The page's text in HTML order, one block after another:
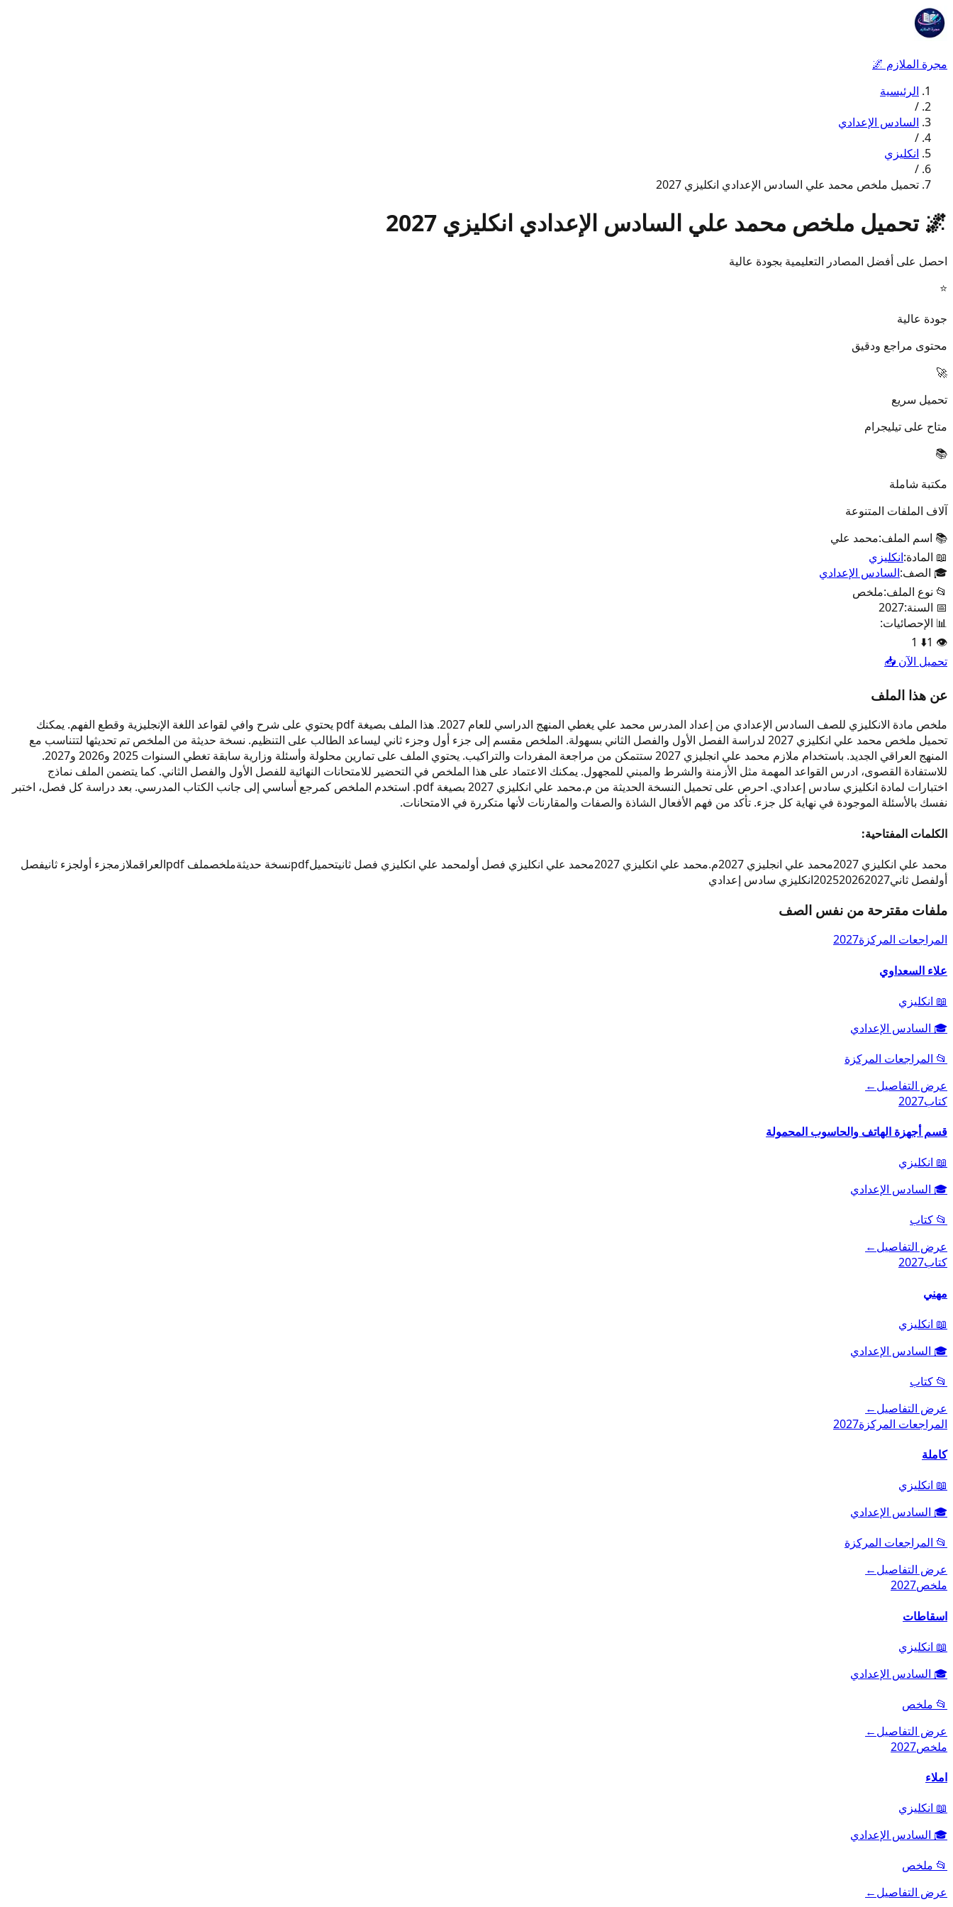
مجرة الملازم 🌌
الرئيسية
/
السادس الإعدادي
/
انكليزي
/
تحميل ملخص محمد علي السادس الإعدادي انكليزي 2027
🌌 تحميل ملخص محمد علي السادس الإعدادي انكليزي 2027
احصل على أفضل المصادر التعليمية بجودة عالية
⭐
جودة عالية
محتوى مراجع ودقيق
🚀
تحميل سريع
متاح على تيليجرام
📚
مكتبة شاملة
آلاف الملفات المتنوعة
📚 اسم الملف:محمد علي
📖 المادة:انكليزي
🎓 الصف:السادس الإعدادي
📂 نوع الملف:ملخص
📅 السنة:2027
📊 الإحصائيات:
👁️
1
⬇️
1
تحميل الآن 📥
عن هذا الملف
ملخص مادة الانكليزي للصف السادس الإعدادي من إعداد المدرس محمد علي يغطي المنهج الدراسي للعام 2027. هذا الملف بصيغة pdf يحتوي على شرح وافي لقواعد اللغة الإنجليزية وقطع الفهم. يمكنك
تحميل ملخص محمد علي انكليزي 2027 لدراسة الفصل الأول والفصل الثاني بسهولة. الملخص مقسم إلى جزء أول وجزء ثاني ليساعد الطالب على التنظيم. نسخة حديثة من الملخص تم تحديثها لتتناسب مع
المنهج العراقي الجديد. باستخدام ملازم محمد علي انجليزي 2027 ستتمكن من مراجعة المفردات والتراكيب. يحتوي الملف على تمارين محلولة وأسئلة وزارية سابقة تغطي السنوات 2025 و2026 و2027.
للاستفادة القصوى، ادرس القواعد المهمة مثل الأزمنة والشرط والمبني للمجهول. يمكنك الاعتماد على هذا الملخص في التحضير للامتحانات النهائية للفصل الأول والفصل الثاني. كما يتضمن الملف نماذج
اختبارات لمادة انكليزي سادس إعدادي. احرص على تحميل النسخة الحديثة من م.محمد علي انكليزي 2027 بصيغة pdf. استخدم الملخص كمرجع أساسي إلى جانب الكتاب المدرسي. بعد دراسة كل فصل، اختبر
نفسك بالأسئلة الموجودة في نهاية كل جزء. تأكد من فهم الأفعال الشاذة والصفات والمقارنات لأنها متكررة في الامتحانات.
الكلمات المفتاحية:
محمد علي انكليزي 2027
محمد علي انجليزي 2027 م.محمد علي انكليزي 2027 محمد علي انكليزي فصل أولمحمد علي انكليزي فصل ثانيتحميلpdfنسخة حديثةملخصملف pdf العراقملازمجزء أولجزء ثانيفصل
أولفصل ثاني 202520262027 انكليزي سادس إعدادي
ملفات مقترحة من نفس الصف
المراجعات المركزة2027
علاء السعداوي
📖 انكليزي
🎓 السادس الإعدادي
📂 المراجعات المركزة
عرض التفاصيل←
كتاب2027
قسم أجهزة الهاتف والحاسوب المحمولة
📖 انكليزي
🎓 السادس الإعدادي
📂 كتاب
عرض التفاصيل←
كتاب2027
مهني
📖 انكليزي
🎓 السادس الإعدادي
📂 كتاب
عرض التفاصيل←
المراجعات المركزة2027
كاملة
📖 انكليزي
🎓 السادس الإعدادي
📂 المراجعات المركزة
عرض التفاصيل←
ملخص2027
اسقاطات
📖 انكليزي
🎓 السادس الإعدادي
📂 ملخص
عرض التفاصيل←
ملخص2027
املاء
📖 انكليزي
🎓 السادس الإعدادي
📂 ملخص
عرض التفاصيل←